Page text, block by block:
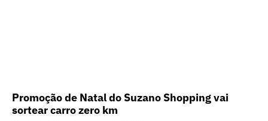
Promoção de Natal do Suzano Shopping vai
sortear carro zero km